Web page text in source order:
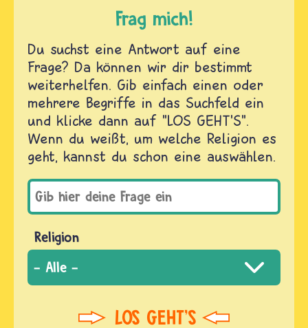
Frag mich!
Du suchst eine Antwort auf eine
Frage? Da können wir dir bestimmt
weiterhelfen. Gib einfach einen oder
mehrere Begriffe in das Suchfeld ein
und klicke dann auf "LOS GEHT'S".
Wenn du weißt, um welche Religion es
geht, kannst du schon eine auswählen.
Religion